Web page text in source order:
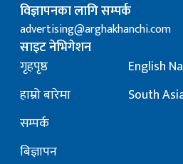
विज्ञापनका लागि सम्पर्क
advertising@arghakhanchi.com
साइट नेभिगेशन
गृहपृष्ठ
हाम्रो बारेमा
सम्पर्क
बिज्ञापन
English
South